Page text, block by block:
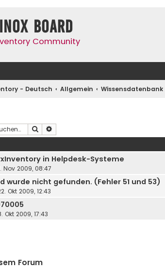
Board
Community
- Deutsch Allgemein Wissensdatenbank
Suche
in Helpdesk-Systeme
Nov 2009, 08:47
wurde nicht gefunden. (Fehler 51 und 53)
Okt 2009, 12:43
Okt 2009, 17:43
Forum